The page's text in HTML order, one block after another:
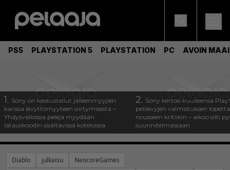
PS5 PLAYSTATION 5 PLAYSTATION PC AVOIN
1. Sony on keskustellut jälleenmyyjien
kanssa levyttömyyteen siirtymisestä –
Yhdysvalloissa pelejä myydään
latauskoodin sisältävissä koteloissa
2. Sony kertoo kuulleensa
pelilevyjen valmistuksen
nousseen kritiikin – aikoo silti
suunnitelmassaan
Diablo julkaisu
NeocoreGames